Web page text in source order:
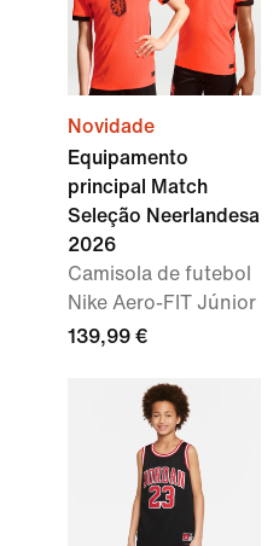
Novidade
Equipamento
principal Match
Seleção Neerlandesa
2026
Camisola de futebol
Nike Aero-FIT Júnior
139,99 €